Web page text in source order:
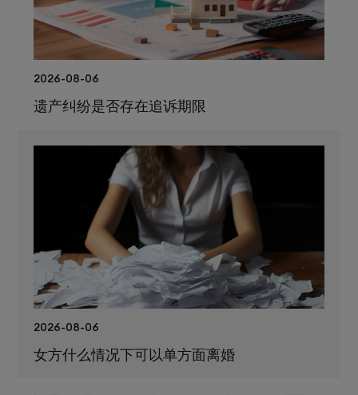
2026-08-06
遗产纠纷是否存在追诉期限
2026-08-06
女方什么情况下可以单方面离婚